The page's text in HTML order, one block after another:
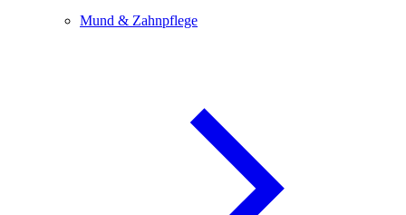
Mund & Zahnpflege